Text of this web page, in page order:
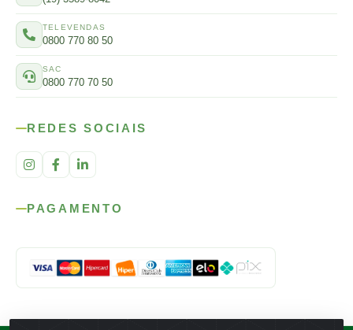
TELEVENDAS
0800 770 80 50
SAC
0800 770 70 50
REDES SOCIAIS
PAGAMENTO